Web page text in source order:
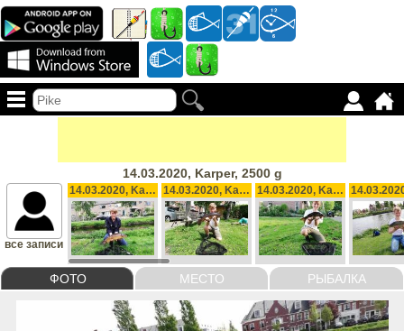
14.03.2020, Karper, 2500 g
ФОТО МЕСТО РЫБАЛКА
все записи
14.03.2020, Karper, 1500 g 14.03.2020, Karper , 2000 g 14.03.2020, Karper, 1500 g